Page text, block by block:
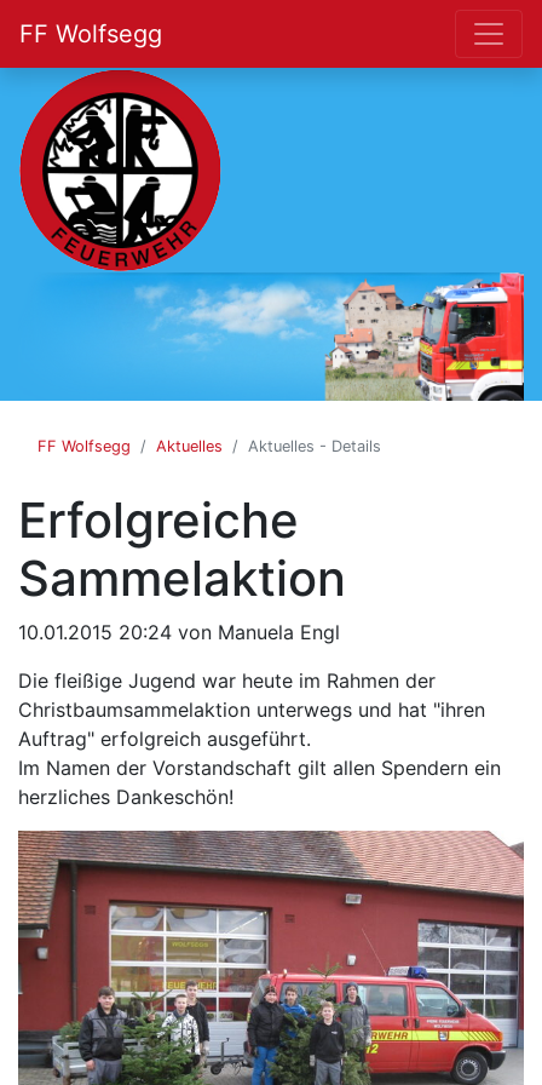
FF Wolfsegg
FF Wolfsegg Aktuelles Aktuelles - Details
Erfolgreiche
Sammelaktion
10.01.2015 20:24 von Manuela Engl
Die fleißige Jugend war heute im Rahmen der
Christbaumsammelaktion unterwegs und hat "ihren
Auftrag" erfolgreich ausgeführt.
Im Namen der Vorstandschaft gilt allen Spendern ein
herzliches Dankeschön!